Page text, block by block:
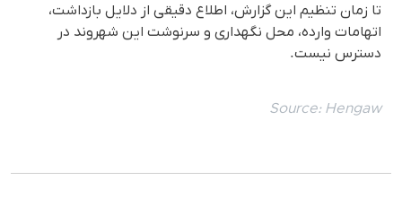
تا زمان تنظیم این گزارش، اطلاع دقیقی از دلایل بازداشت،
اتهامات وارده، محل نگهداری و سرنوشت این شهروند در
دسترس نیست.
Source: Hengaw